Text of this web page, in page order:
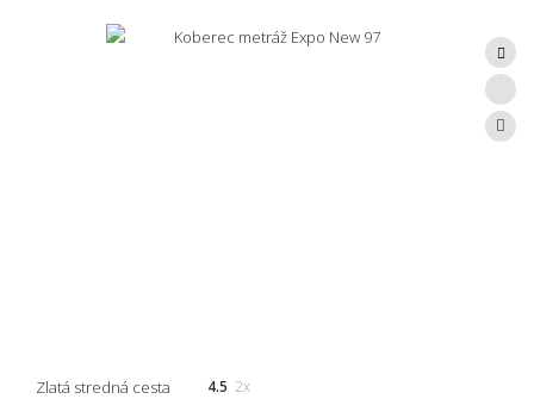
Zlatá stredná cesta 4.5 2x